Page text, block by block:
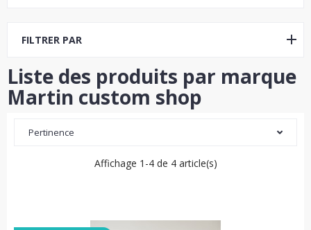
FILTRER PAR
Liste des produits par marque
Martin custom shop
Pertinence
Affichage 1-4 de 4 article(s)